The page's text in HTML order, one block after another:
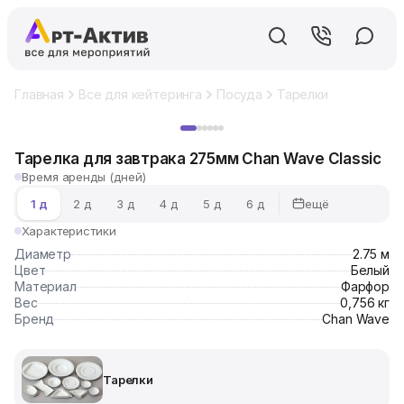
Главная Все для кейтеринга Посуда Тарелки
Тарелка для завтрака 275мм Chan Wave Classic
Время аренды (дней)
1 д
2 д 3 д 4 д 5 д 6 д
ещё
Характеристики
Диаметр
2.75 м
Цвет
Белый
Материал
Фарфор
Вес
0,756 кг
Бренд
Chan Wave
Тарелки